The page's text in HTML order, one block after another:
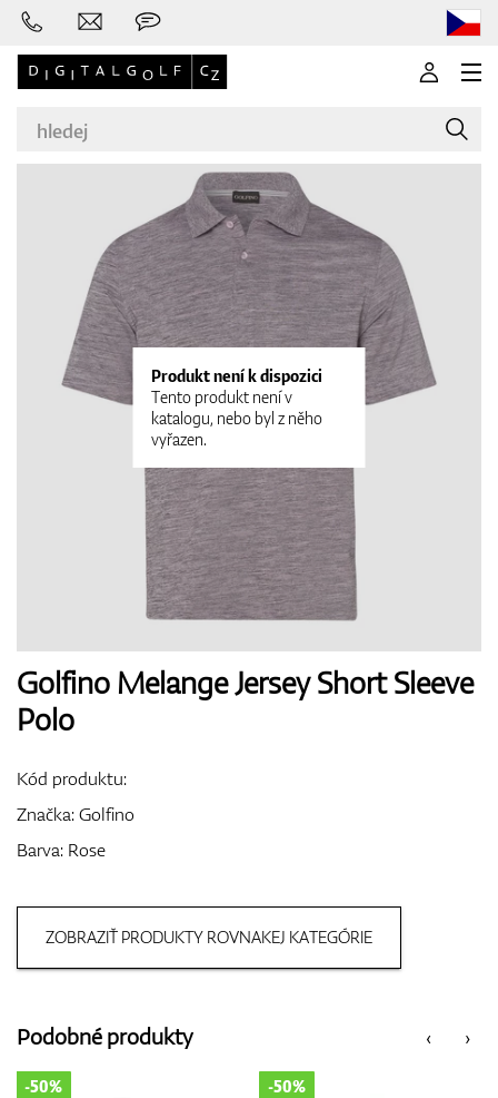
Značky
Golfové hole
Boty
Vozíky
GPS/Dálkoměry
Produkt není k dispozici
Tento produkt není v
katalogu, nebo byl z něho
vyřazen.
Golfino Melange Jersey Short Sleeve
Polo
Kód produktu:
Značka:Golfino
Barva: Rose
ZOBRAZIŤ PRODUKTY ROVNAKEJ KATEGÓRIE
‹
Podobné produkty ›
-50%